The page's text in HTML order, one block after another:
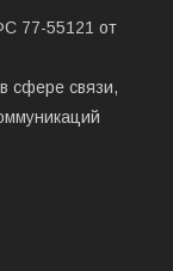
77-55121 от
сфере связи,